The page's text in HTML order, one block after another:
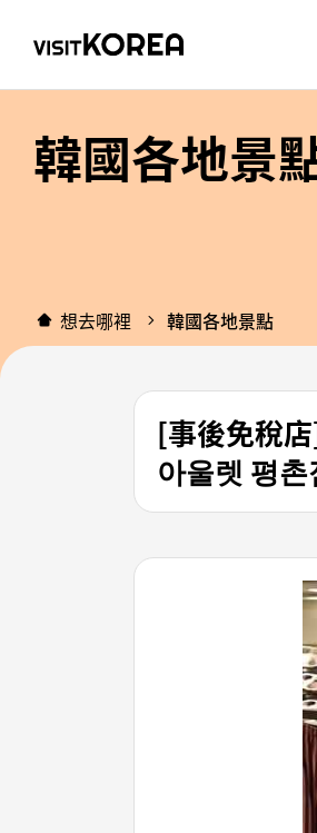
韓國各地景
想去哪裡 韓國各地景點
[事後免稅
아울렛 평촌